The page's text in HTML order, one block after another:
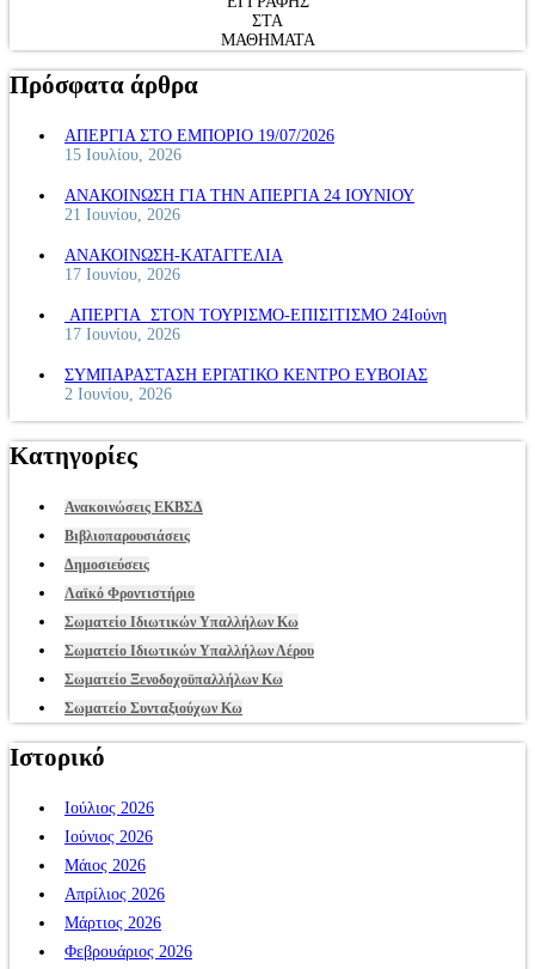
ΣΤΑ
ΜΑΘΗΜΑΤΑ
Πρόσφατα άρθρα
ΑΠΕΡΓΙΑ ΣΤΟ ΕΜΠΟΡΙΟ 19/07/2026
15 Ιουλίου, 2026
ΑΝΑΚΟΙΝΩΣΗ ΓΙΑ ΤΗΝ ΑΠΕΡΓΙΑ 24 ΙΟΥΝΙΟΥ
21 Ιουνίου, 2026
ΑΝΑΚΟΙΝΩΣΗ-ΚΑΤΑΓΓΕΛΙΑ
17 Ιουνίου, 2026
ΑΠΕΡΓΙΑ ΣΤΟΝ ΤΟΥΡΙΣΜΟ-ΕΠΙΣΙΤΙΣΜΟ 24Ιούνη
17 Ιουνίου, 2026
ΣΥΜΠΑΡΑΣΤΑΣΗ ΕΡΓΑΤΙΚΟ ΚΕΝΤΡΟ ΕΥΒΟΙΑΣ
2 Ιουνίου, 2026
Κατηγορίες
Ανακοινώσεις ΕΚΒΣΔ
Βιβλιοπαρουσιάσεις
Δημοσιεύσεις
Λαϊκό Φροντιστήριο
Σωματείο Ιδιωτικών Υπαλλήλων Κω
Σωματείο Ιδιωτικών Υπαλλήλων Λέρου
Σωματείο Ξενοδοχοϋπαλλήλων Κω
Σωματείο Συνταξιούχων Κω
Ιστορικό
Ιούλιος 2026
Ιούνιος 2026
Μάιος 2026
Απρίλιος 2026
Μάρτιος 2026
Φεβρουάριος 2026